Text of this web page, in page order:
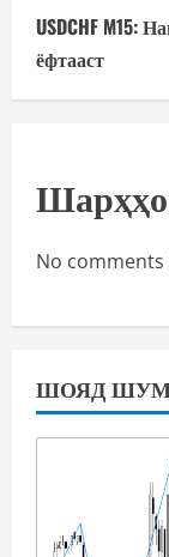
USDCHF M15:
ёфтааст
No
ШОЯД